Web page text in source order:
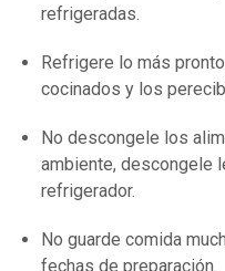
refrigeradas.
Refrigere lo más
cocinados y los
No descongele los
ambiente, descongele
refrigerador.
No guarde comida
fechas de preparación.